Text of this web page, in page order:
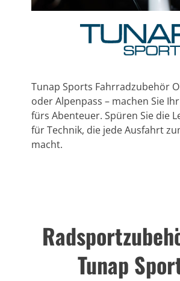
Tunap Sports Fahrradzubehör
oder Alpenpass – machen Sie
fürs Abenteuer. Spüren Sie die
für Technik, die jede Ausfahrt
macht.
Tunap